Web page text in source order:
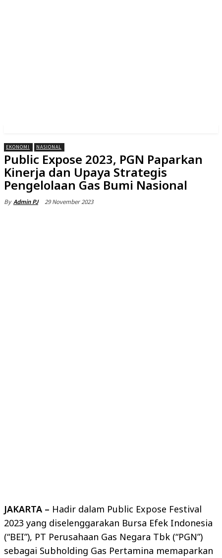
EKONOMI NASIONAL
Public Expose 2023, PGN Paparkan
Kinerja dan Upaya Strategis
Pengelolaan Gas Bumi Nasional
By Admin PJ 29 November 2023
JAKARTA – Hadir dalam Public Expose Festival
2023 yang diselenggarakan Bursa Efek Indonesia
(“BEI”), PT Perusahaan Gas Negara Tbk (“PGN”)
sebagai Subholding Gas Pertamina memaparkan